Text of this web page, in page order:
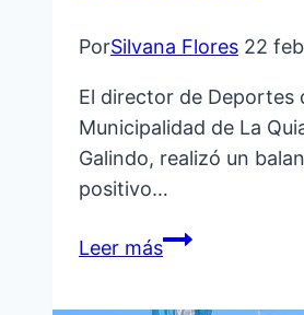
PorSilvana Flores 22
El director de Deportes
Municipalidad de La
Galindo, realizó un
positivo…
Leer másEL